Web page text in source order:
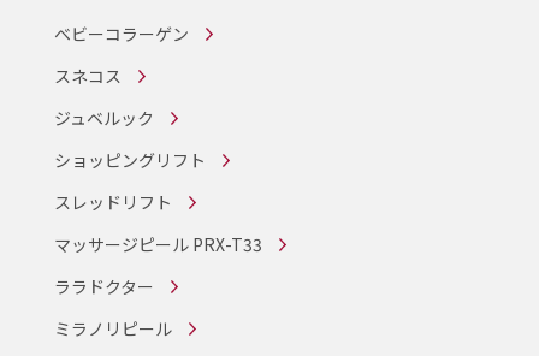
ベビーコラーゲン
スネコス
ジュベルック
ショッピングリフト
スレッドリフト
マッサージピール PRX-T33
ララドクター
ミラノリピール